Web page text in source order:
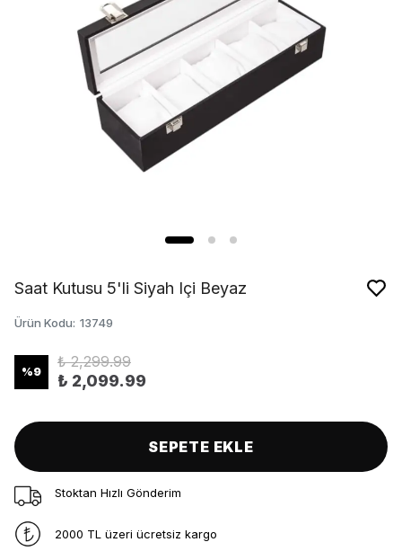
Saat Kutusu 5'li Siyah Içi Beyaz
Ürün Kodu: 13749
%9
₺ 2,299.99
₺ 2,099.99
SEPETE EKLE
Stoktan Hızlı Gönderim
2000 TL üzeri ücretsiz kargo